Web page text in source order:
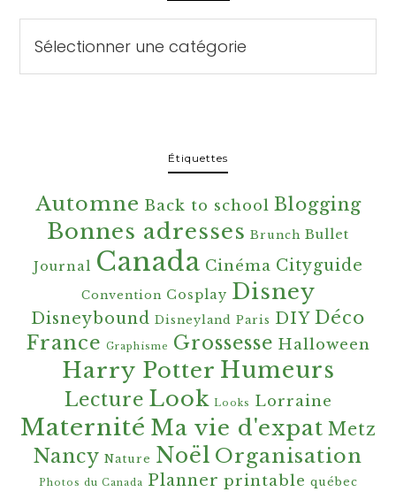
Étiquettes
Automne Back to school Blogging
Bonnes adresses Brunch Bullet
Journal Canada Cinéma Cityguide
Convention Cosplay Disney
Disneybound Disneyland Paris DIY Déco
France Graphisme Grossesse Halloween
Harry Potter Humeurs
Lecture Look Looks Lorraine
Maternité Ma vie d'expat Metz
Nancy Nature Noël Organisation
Photos du Canada Planner printable québec